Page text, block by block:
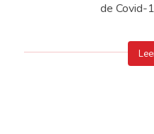
de Covid-